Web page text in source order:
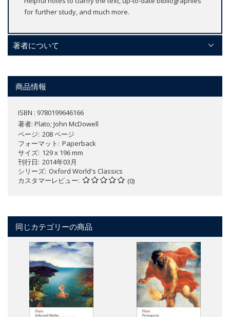
for further study, and much more.
著者について
商品情報
ISBN : 9780199646166
著者: Plato; John McDowell
ページ 208 ページ
フォーマット
Paperback
サイズ 129 x 196 mm
刊行日 2014年03月
シリーズ Oxford World's Classics
カスタマーレビュー
(0)
同じカテゴリーの商品